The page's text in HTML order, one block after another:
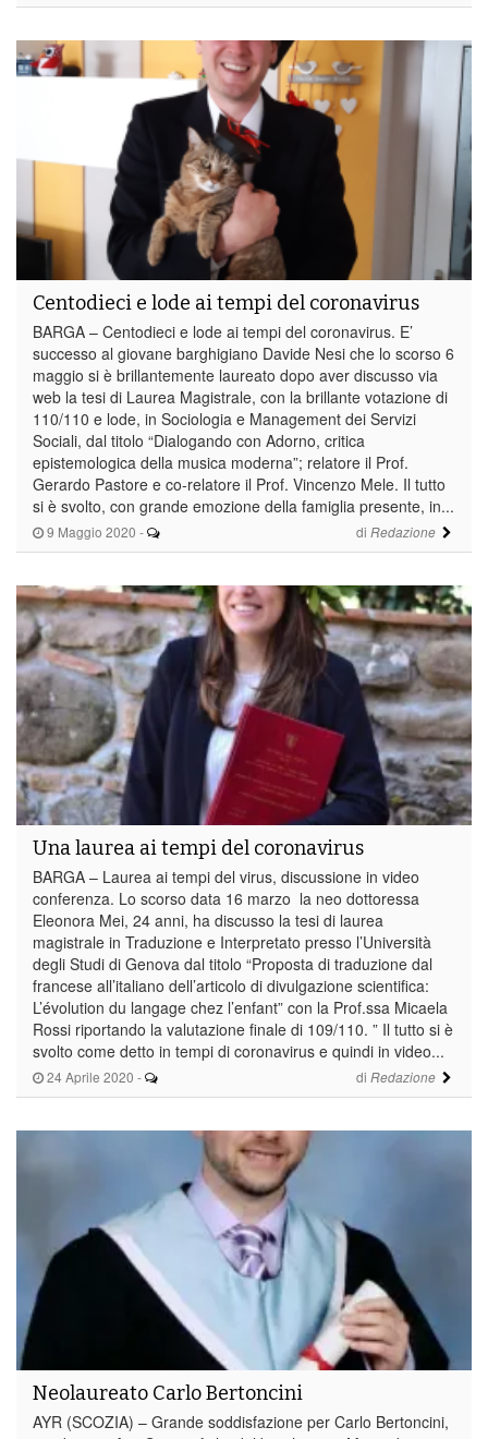
9 Maggio 2020 - di Redazione
Centodieci e lode ai tempi del coronavirus
BARGA – Centodieci e lode ai tempi del coronavirus. E’
successo al giovane barghigiano Davide Nesi che lo scorso 6
maggio si è brillantemente laureato dopo aver discusso via
web la tesi di Laurea Magistrale, con la brillante votazione di
110/110 e lode, in Sociologia e Management dei Servizi
Sociali, dal titolo “Dialogando con Adorno, critica
epistemologica della musica moderna”; relatore il Prof.
Gerardo Pastore e co-relatore il Prof. Vincenzo Mele. Il tutto
si è svolto, con grande emozione della famiglia presente, in...
24 Aprile 2020 - di Redazione
Una laurea ai tempi del coronavirus
BARGA – Laurea ai tempi del virus, discussione in video
conferenza. Lo scorso data 16 marzo la neo dottoressa
Eleonora Mei, 24 anni, ha discusso la tesi di laurea
magistrale in Traduzione e Interpretato presso l’Università
degli Studi di Genova dal titolo “Proposta di traduzione dal
francese all’italiano dell’articolo di divulgazione scientifica:
L’évolution du langage chez l’enfant” con la Prof.ssa Micaela
Rossi riportando la valutazione finale di 109/110. ” Il tutto si è
svolto come detto in tempi di coronavirus e quindi in video...
Neolaureato Carlo Bertoncini
AYR (SCOZIA) – Grande soddisfazione per Carlo Bertoncini,